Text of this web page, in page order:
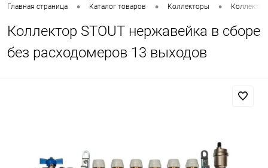
Главная страница • Каталог товаров • Коллекторы •
Коллектор STOUT нержавейка в сборе
без расходомеров 13 выходов